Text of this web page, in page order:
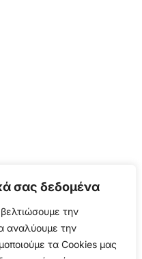
σας δεδομένα
την
αναλύουμε την
τα Cookies μας